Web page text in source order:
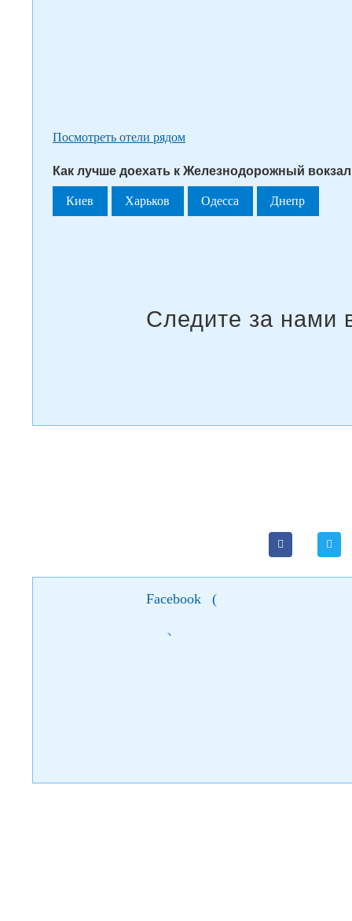
Посмотреть отели рядом
Как лучше доехать к Железнодорожный
Киев Харьков Одесса Днепр
Facebook (
)